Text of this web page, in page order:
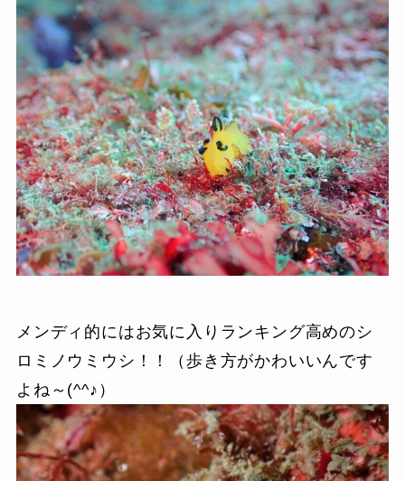
メンディ的にはお気に入りランキング高めのシ
ロミノウミウシ！！（歩き方がかわいいんです
よね～(^^♪）